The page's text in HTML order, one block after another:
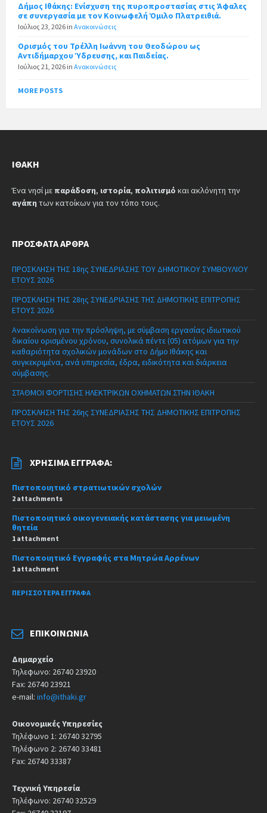
Δήμος Ιθάκης: Ενίσχυση της πυροπροστασίας στις Άφαλες
σε συνεργασία με τον Κοινωφελή Όμιλο Πλατρειθιά.
Ιούλιος 23, 2026 in Ανακοινώσεις
Ορισμός του Τρέλλη Ιωάννη του Θεοδώρου ως
Αντιδήμαρχου Ύδρευσης, και Παιδείας.
Ιούλιος 21, 2026 in Ανακοινώσεις
MORE POSTS
ΙΘΆΚΗ
Ένα νησί με παράδοση, ιστορία, πολιτισμό και ακλόνητη την
αγάπη των κατοίκων για τον τόπο τους.
ΠΡΌΣΦΑΤΑ ΆΡΘΡΑ
ΠΡΟΣΚΛΗΣΗ ΤΗΣ 18ης ΣΥΝΕΔΡΙΑΣΗΣ ΤΟΥ ΔΗΜΟΤΙΚΟΥ ΣΥΜΒΟΥΛΙΟΥ
ΕΤΟΥΣ 2026
ΠΡΟΣΚΛΗΣΗ ΤΗΣ 28ης ΣΥΝΕΔΡΙΑΣΗΣ ΤΗΣ ΔΗΜΟΤΙΚΗΣ ΕΠΙΤΡΟΠΗΣ
ΕΤΟΥΣ 2026
Ανακοίνωση για την πρόσληψη, με σύμβαση εργασίας ιδιωτικού
δικαίου ορισμένου χρόνου, συνολικά πέντε (05) ατόμων για την
καθαριότητα σχολικών μονάδων στο Δήμο Ιθάκης και
συγκεκριμένα, ανά υπηρεσία, έδρα, ειδικότητα και διάρκεια
σύμβασης.
ΣΤΑΘΜΟΙ ΦΟΡΤΙΣΗΣ ΗΛΕΚΤΡΙΚΩΝ ΟΧΗΜΑΤΩΝ ΣΤΗΝ ΙΘΑΚΗ
ΠΡΟΣΚΛΗΣΗ ΤΗΣ 26ης ΣΥΝΕΔΡΙΑΣΗΣ ΤΗΣ ΔΗΜΟΤΙΚΗΣ ΕΠΙΤΡΟΠΗΣ
ΕΤΟΥΣ 2026
ΧΡΉΣΙΜΑ ΈΓΓΡΑΦΑ:
Πιστοποιητικό στρατιωτικών σχολών
2 attachments
Πιστοποιητικό οικογενειακής κατάστασης για μειωμένη
θητεία
1 attachment
Πιστοποιητικό Εγγραφής στα Μητρώα Αρρένων
1 attachment
ΠΕΡΙΣΣΌΤΕΡΑ ΈΓΓΡΑΦΑ
ΕΠΙΚΟΙΝΩΝΊΑ
Δημαρχείο
Τηλεφωνο: 26740 23920
Fax: 26740 23921
e-mail: info@ithaki.gr
Οικονομικές Υπηρεσίες
Τηλέφωνο 1: 26740 32795
Τηλέφωνο 2: 26740 33481
Fax: 26740 33387
Τεχνική Υπηρεσία
Τηλέφωνο: 26740 32529